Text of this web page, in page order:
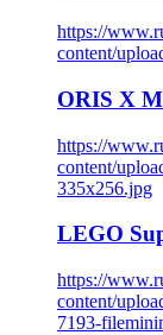
https://
content/
ORIS X
https://
content/
335x256.jpg
LEGO
https://
content/
7193-